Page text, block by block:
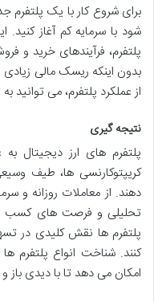
برای شروع کار با یک پلتفرم
شود با سرمایه کم آغاز
پلتفرم، فرآیندهای خرید و
بدون اینکه ریسک مالی
از عملکرد پلتفرم، می توانید
نتیجه گیری
پلتفرم های ارز دیجیتال
کریپتوکارنسی ها، طیف
دهند. از معاملات روزانه و
تحلیلی و فرصت های کسب
پلتفرم ها نقش کلیدی در
کنند. شناخت انواع پلتفرم
امکان می دهد تا با دیدی باز